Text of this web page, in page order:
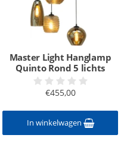
Master Light Hanglamp
Quinto Rond 5 lichts
€455,00
In winkelwagen